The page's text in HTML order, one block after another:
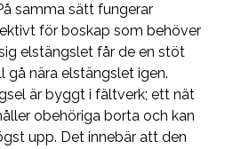
samma sätt fungerar
för boskap som behöver
elstängslet får de en stöt
gå nära elstängslet igen.
är byggt i fältverk; ett nät
obehöriga borta och kan
upp. Det innebär att den